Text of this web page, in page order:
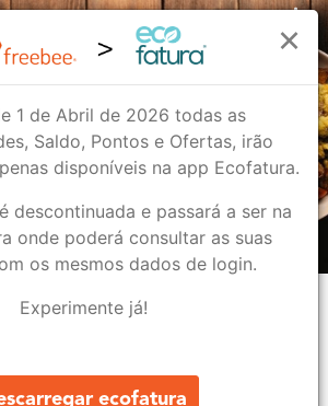
& Restauração
1
forma de comer refeições saudáveis,
×
1 de Abril de 2026 todas as
Saldo, Pontos e Ofertas, irão
disponíveis na app Ecofatura.
descontinuada e passará a ser na
onde poderá consultar as suas
os mesmos dados de login.
Experimente já!
ecofatura